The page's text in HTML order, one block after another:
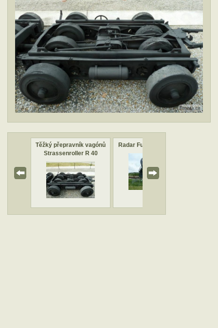
Těžký přepravník vagónů
Strassenroller R 40
Radar FuSE 65 Würzburg